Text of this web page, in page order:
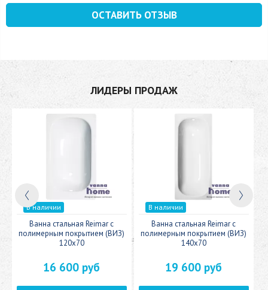
ОСТАВИТЬ ОТЗЫВ
ЛИДЕРЫ ПРОДАЖ
В наличии
Ванна стальная Reimar с
полимерным покрытием (ВИЗ)
120x70
16 600 руб
В наличии
Ванна стальная Reimar с
полимерным покрытием (ВИЗ)
140x70
19 600 руб